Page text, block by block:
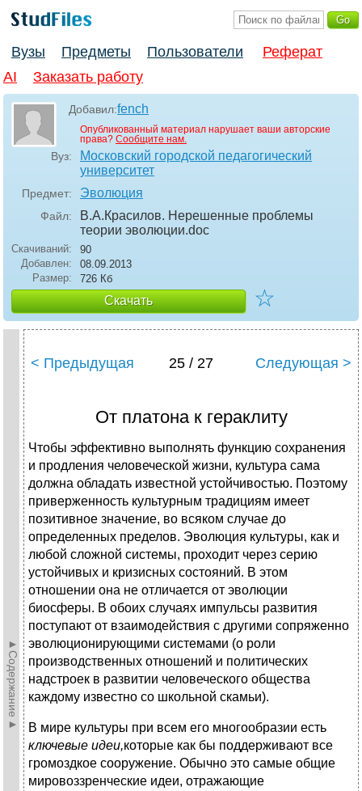
Вузы Предметы Пользователи
Реферат
AI
Заказать работу
Добавил:fench
Опубликованный материал нарушает ваши авторские
права? Сообщите нам.
Вуз:
Московский городской педагогический
университет
Предмет: Эволюция
Файл:
В.А.Красилов. Нерешенные проблемы
теории эволюции.doc
Скачиваний:
90
Добавлен:
08.09.2013
Размер:
726 Кб
Скачать ☆
►Содержание►
< Предыдущая 25 / 27 Следующая >
От платона к гераклиту
Чтобы эффективно выполнять функцию сохранения
и продления человеческой жизни, культура сама
должна обладать известной устойчивостью. Поэтому
приверженность культурным традициям имеет
позитивное значение, во всяком случае до
определенных пределов. Эволюция культуры, как и
любой сложной системы, проходит через серию
устойчивых и кризисных состояний. В этом
отношении она не отличается от эволюции
биосферы. В обоих случаях импульсы развития
поступают от взаимодействия с другими сопряженно
эволюционирующими системами (о роли
производственных отношений и политических
надстроек в развитии человеческого общества
каждому известно со школьной скамьи).
В мире культуры при всем его многообразии есть
ключевые идеи,которые как бы поддерживают все
громоздкое сооружение. Обычно это самые общие
мировоззренческие идеи, отражающие